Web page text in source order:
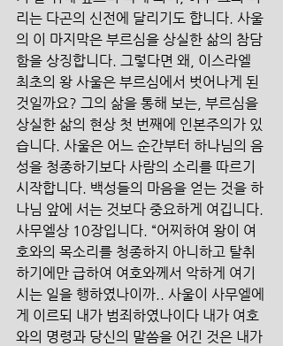
리는 다곤의 신전에 달리기도 합니다. 사울
의 이 마지막은 부르심을 상실한 삶의 참담
함을 상징합니다. 그렇다면 왜, 이스라엘
최초의 왕 사울은 부르심에서 벗어나게 된
것일까요? 그의 삶을 통해 보는, 부르심을
상실한 삶의 현상 첫 번째에 인본주의가 있
습니다. 사울은 어느 순간부터 하나님의 음
성을 청종하기보다 사람의 소리를 따르기
시작합니다. 백성들의 마음을 얻는 것을 하
나님 앞에 서는 것보다 중요하게 여깁니다.
사무엘상 10장입니다. “어찌하여 왕이 여
호와의 목소리를 청종하지 아니하고 탈취
하기에만 급하여 여호와께서 악하게 여기
시는 일을 행하였나이까.. 사울이 사무엘에
게 이르되 내가 범죄하였나이다 내가 여호
와의 명령과 당신의 말씀을 어긴 것은 내가